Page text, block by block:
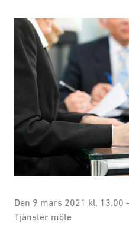
Den 9 mars 2021 kl. 13.00
Tjänster möte